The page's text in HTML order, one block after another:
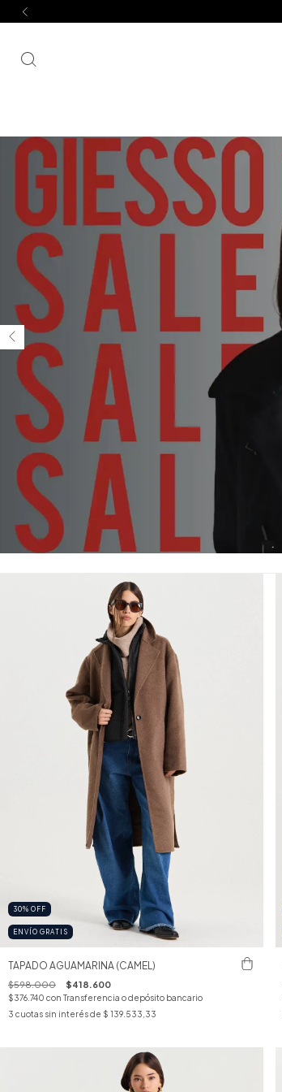
30% OFF
ENVÍO GRATIS
TAPADO AGUAMARINA (CAMEL)
$598.000 $418.600
$376.740 con Transferencia o depósito bancario
3 cuotas sin interés de $ 139.533,33